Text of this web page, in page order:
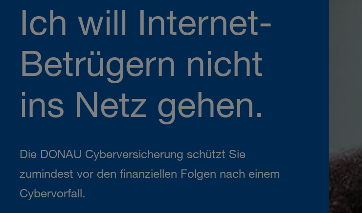
Ich will Internet-
Betrügern nicht
ins Netz gehen.
Die DONAU Cyberversicherung schützt Sie
zumindest vor den finanziellen Folgen nach einem
Cybervorfall.